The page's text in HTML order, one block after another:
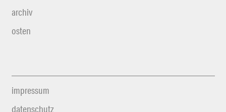
archiv
osten
impressum
datenschutz